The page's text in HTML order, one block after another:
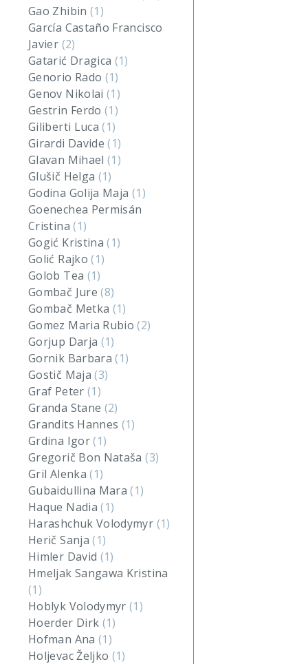
Gao Zhibin (1)
García Castaño Francisco
Javier (2)
Gatarić Dragica (1)
Genorio Rado (1)
Genov Nikolai(1)
Gestrin Ferdo(1)
Giliberti Luca(1)
Girardi Davide(1)
Glavan Mihael(1)
Glušič Helga (1)
Godina Golija Maja (1)
Goenechea Permisán
Cristina(1)
Gogić Kristina(1)
Golić Rajko(1)
Golob Tea (1)
Gombač Jure(8)
Gombač Metka (1)
Gomez Maria Rubio(2)
Gorjup Darja (1)
Gornik Barbara(1)
Gostič Maja(3)
Graf Peter (1)
Granda Stane (2)
Grandits Hannes (1)
Grdina Igor(1)
Gregorič Bon Nataša(3)
Gril Alenka(1)
Gubaidullina Mara(1)
Haque Nadia(1)
Harashchuk Volodymyr (1)
Herič Sanja(1)
Himler David (1)
Hmeljak Sangawa Kristina
(1)
Hoblyk Volodymyr(1)
Hoerder Dirk (1)
Hofman Ana (1)
Holjevac Željko (1)